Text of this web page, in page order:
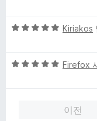
점
점
점
5
점
Kiriakos
5
Firefox
이전